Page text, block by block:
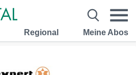
Regional Meine Abos